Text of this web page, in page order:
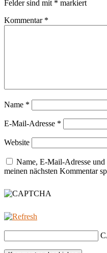
Felder sind mit * markiert
Kommentar *
Name *
E-Mail-Adresse *
Website
Name, E-Mail-Adresse
meinen nächsten Kommentar